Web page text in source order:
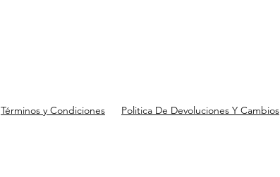
Términos y Condiciones Politica De Devoluciones Y Cambios